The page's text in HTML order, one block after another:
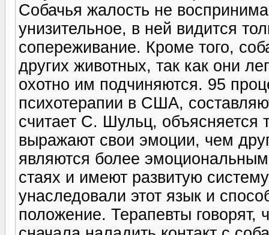
Собачья жалость не
унизительное, в ней видится
сопереживание. Кроме того,
других животных, так как они
охотно им подчиняются. 95
психотерапии в США,
считает С. Шульц, объясняется
выражают свои эмоции, чем
являются более
стаях и имеют развитую
унаследовали этот язык и
положение. Терапевты говорят,